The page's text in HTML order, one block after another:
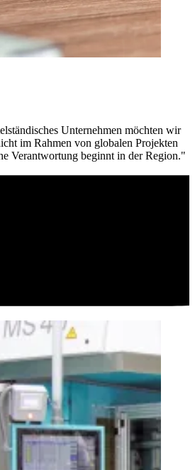
Unternehmen möchten wir
im Rahmen von globalen Projekten
Verantwortung beginnt in der Region."